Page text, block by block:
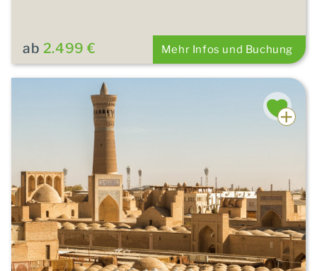
ab 2.499 € Mehr Infos und Buchung